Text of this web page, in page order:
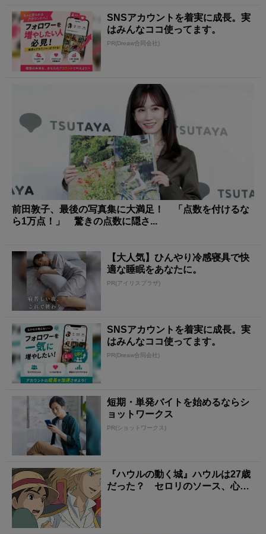
SNSアカウントを着実に成長。実
はみんなココ使ってます。
PR(Dreaw合同会社)
前田敦子、最後の写真集に大満足！ 「点数を付けるな
ら1万点！」 驚きの点数に隠さ...
【大人気】ひんやり冷感寝具で快
適な睡眠をあなたに。
PR(アイリスプラザ)
SNSアカウントを着実に成長。実
はみんなココ使ってます。
PR(Dreaw合同会社)
短期・単発バイトを始めるならシ
ョットワークス
PR(ショットワークス)
『ハウルの動く城』ハウルは27歳
だった？ セロリのソース、心臓